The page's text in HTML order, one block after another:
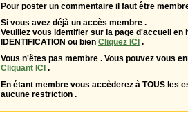
Pour poster un commentaire il faut être
Si vous avez déjà un accès membre .
Veuillez vous identifier sur la page d'accueil en
IDENTIFICATION ou bien Cliquez ICI .
Vous n'êtes pas membre . Vous pouvez vous
Cliquant ICI .
En étant membre vous accèderez à TOUS les
aucune restriction .